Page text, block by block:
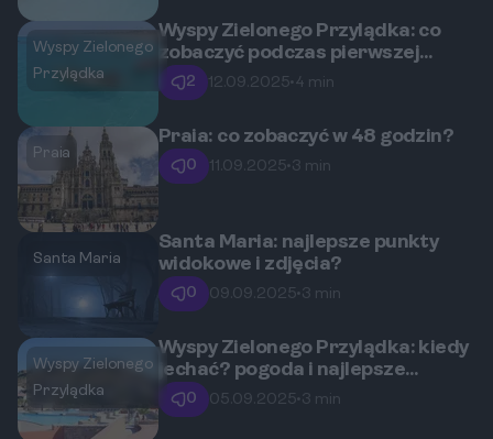
Wyspy Zielonego
Przylądka
Wyspy Zielonego Przylądka: co
zobaczyć podczas pierwszej
podróży?
2 12.09.2025• 4 min
Praia
Praia: co zobaczyć w 48 godzin?
0 11.09.2025• 3 min
Santa Maria
Santa Maria: najlepsze punkty
widokowe i zdjęcia?
0 09.09.2025• 3 min
Wyspy Zielonego
Przylądka
Wyspy Zielonego Przylądka: kiedy
jechać? pogoda i najlepsze
miesiące?
0 05.09.2025• 3 min